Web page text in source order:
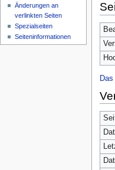
Änderungen an
verlinkten Seiten
Spezialseiten
Seiten­­informationen